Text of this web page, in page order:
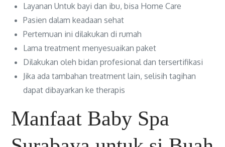
Layanan Untuk bayi dan ibu, bisa Home Care
Pasien dalam keadaan sehat
Pertemuan ini dilakukan di rumah
Lama treatment menyesuaikan paket
Dilakukan oleh bidan profesional dan tersertifikasi
Jika ada tambahan treatment lain, selisih tagihan
dapat dibayarkan ke therapis
Manfaat Baby Spa